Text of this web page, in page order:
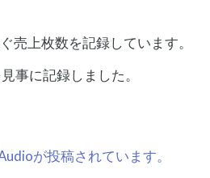
売上枚数を記録しています。
事に記録しました。
が投稿されています。